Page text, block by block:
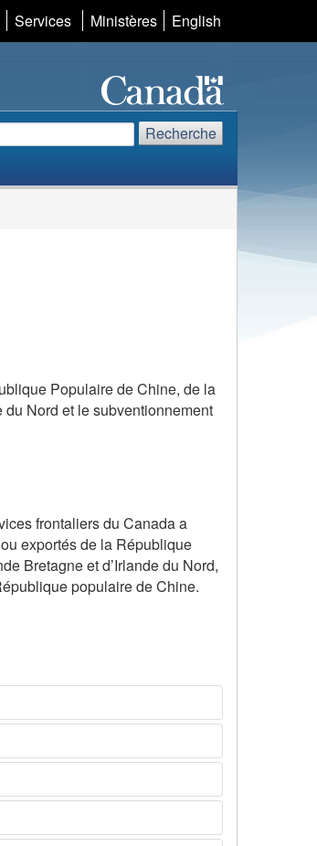
Services Ministères Sélection
de
la
langue
English
Recherche
Populaire de Chine, de la
Nord et le subventionnement
frontaliers du Canada a
exportés de la République
Bretagne et d’Irlande du Nord,
populaire de Chine.